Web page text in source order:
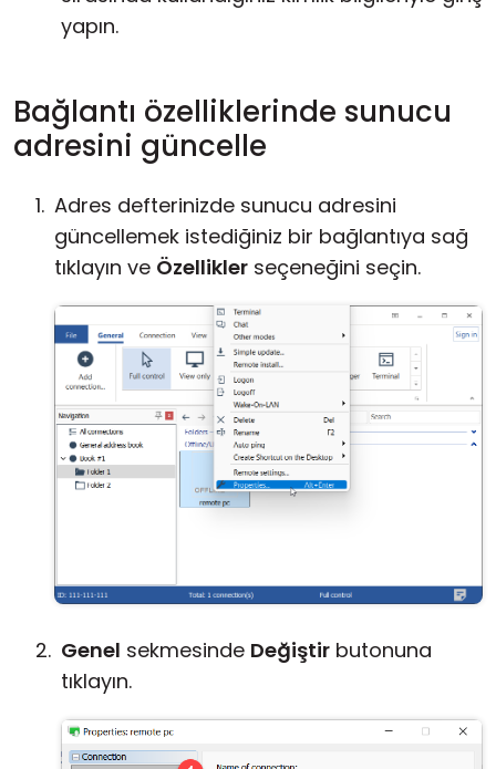
yapın.
Bağlantı özelliklerinde sunucu
adresini güncelle
Adres defterinizde sunucu adresini
güncellemek istediğiniz bir bağlantıya sağ
tıklayın ve Özellikler seçeneğini seçin.
Genel sekmesinde Değiştir butonuna
tıklayın.